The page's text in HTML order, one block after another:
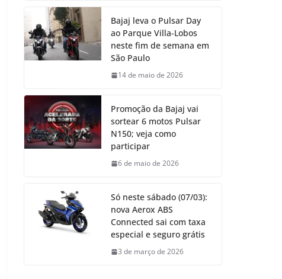
Bajaj leva o Pulsar Day
ao Parque Villa-Lobos
neste fim de semana em
São Paulo
14 de maio de 2026
Promoção da Bajaj vai
sortear 6 motos Pulsar
N150; veja como
participar
6 de maio de 2026
Só neste sábado (07/03):
nova Aerox ABS
Connected sai com taxa
especial e seguro grátis
3 de março de 2026